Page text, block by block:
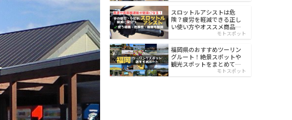
スロットルアシストは危
険？疲労を軽減できる正し
い使い方やオススメ商品を
モトスポット
福岡県のおすすめツーリン
グルート！絶景スポットや
観光スポットをまとめて紹
モトスポット